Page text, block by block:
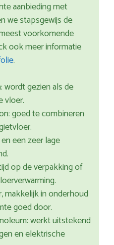
aanbieding met
we stapsgewijs de
voorkomende
ook meer informatie
.
wordt gezien als de
vloer.
goed te combineren
een zeer lage
op de verpakking of
makkelijk in onderhoud
goed door.
werkt uitstekend
en elektrische